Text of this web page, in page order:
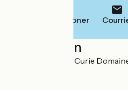
Téléphoner
Localisation
1 ter avenue Joliot Curie